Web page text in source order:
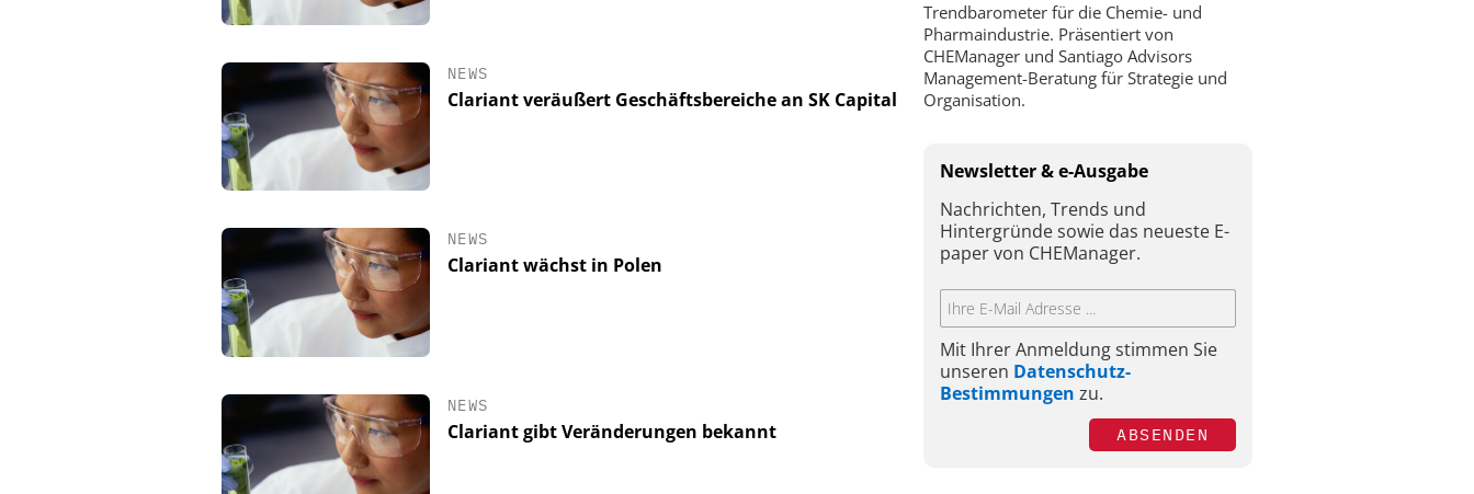
NEWS
Clariant veräußert Geschäftsbereiche an SK Capital
NEWS
Clariant wächst in Polen
NEWS
Clariant gibt Veränderungen bekannt
Trendbarometer für die Chemie- und
Pharmaindustrie. Präsentiert von
CHEManager und Santiago Advisors
Management-Beratung für Strategie und
Organisation.
Newsletter & e-Ausgabe
Nachrichten, Trends und
Hintergründe sowie das neueste E-
paper von CHEManager.
Mit Ihrer Anmeldung stimmen Sie
unseren Datenschutz-
Bestimmungen zu.
ABSENDEN